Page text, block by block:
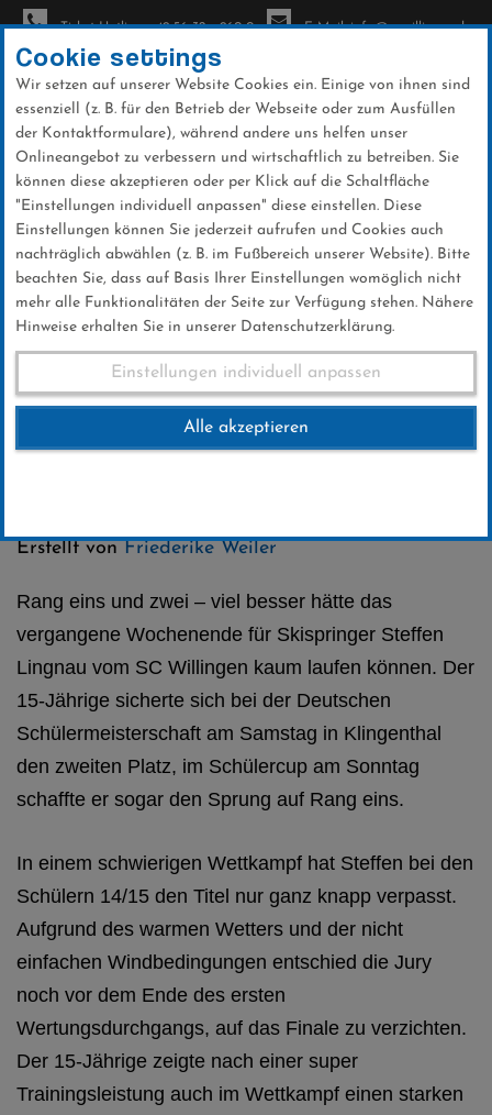
Direkt
zum
Inhalt
Ticket-Hotline: +49 56 32 - 960-0 E-Mail: info@sc-willingen.de
News
Platz eins und zwei für
Steffen Lingnau
Erstellt vonFriederike Weiler
Rang eins und zwei – viel besser hätte das
vergangene Wochenende für Skispringer Steffen
Lingnau vom SC Willingen kaum laufen können. Der
15-Jährige sicherte sich bei der Deutschen
Schülermeisterschaft am Samstag in Klingenthal
den zweiten Platz, im Schülercup am Sonntag
schaffte er sogar den Sprung auf Rang eins.
In einem schwierigen Wettkampf hat Steffen bei den
Schülern 14/15 den Titel nur ganz knapp verpasst.
Aufgrund des warmen Wetters und der nicht
einfachen Windbedingungen entschied die Jury
noch vor dem Ende des ersten
Wertungsdurchgangs, auf das Finale zu verzichten.
Der 15-Jährige zeigte nach einer super
Trainingsleistung auch im Wettkampf einen starken
Cookie settings
Wir setzen auf unserer Website Cookies ein. Einige von ihnen sind
essenziell (z. B. für den Betrieb der Webseite oder zum Ausfüllen
der Kontaktformulare), während andere uns helfen unser
Onlineangebot zu verbessern und wirtschaftlich zu betreiben. Sie
können diese akzeptieren oder per Klick auf die Schaltfläche
"Einstellungen individuell anpassen" diese einstellen. Diese
Einstellungen können Sie jederzeit aufrufen und Cookies auch
nachträglich abwählen (z. B. im Fußbereich unserer Website). Bitte
beachten Sie, dass auf Basis Ihrer Einstellungen womöglich nicht
mehr alle Funktionalitäten der Seite zur Verfügung stehen. Nähere
Hinweise erhalten Sie in unserer Datenschutzerklärung.
Einstellungen individuell anpassen
Alle akzeptieren